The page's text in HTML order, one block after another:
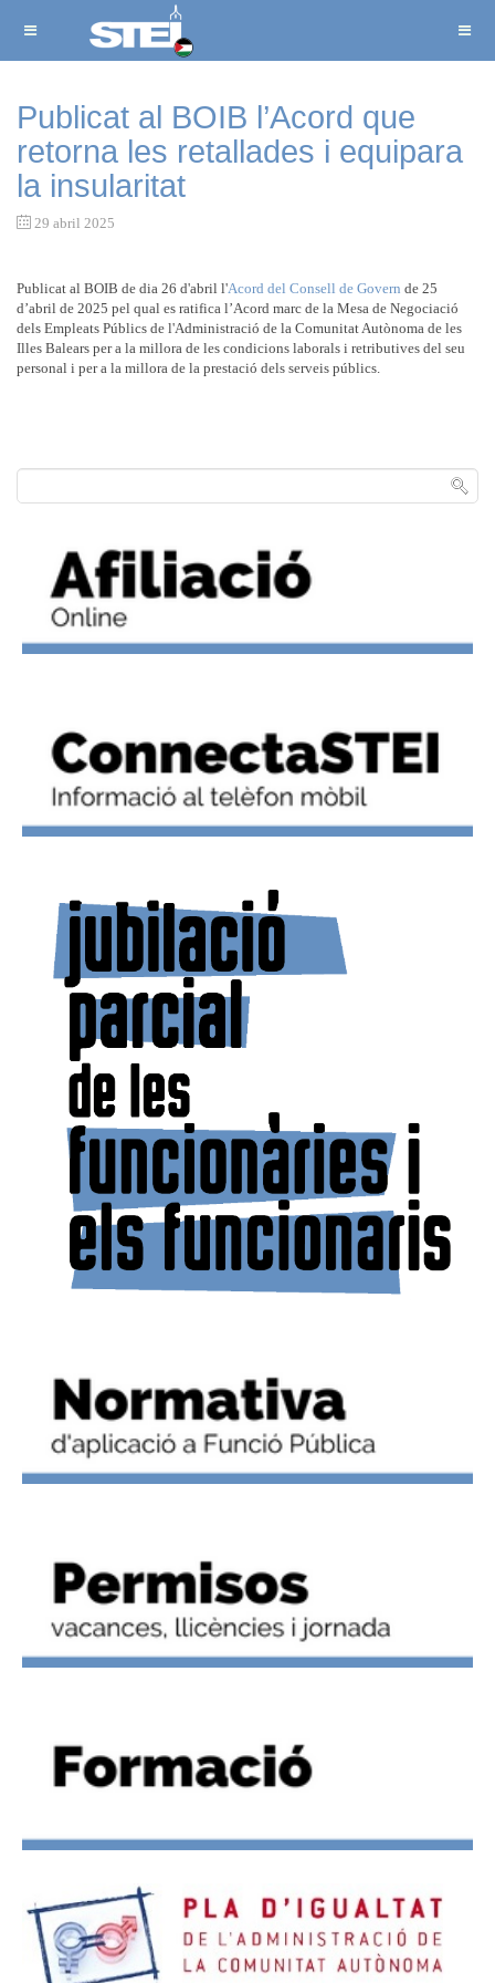
Publicat al BOIB l’Acord que
retorna les retallades i equipara
la insularitat
29 abril 2025
Publicat al BOIB de dia 26 d'abril l'Acord del Consell de Govern de 25
d’abril de 2025 pel qual es ratifica l’Acord marc de la Mesa de Negociació
dels Empleats Públics de l'Administració de la Comunitat Autònoma de les
Illes Balears per a la millora de les condicions laborals i retributives del seu
personal i per a la millora de la prestació dels serveis públics.